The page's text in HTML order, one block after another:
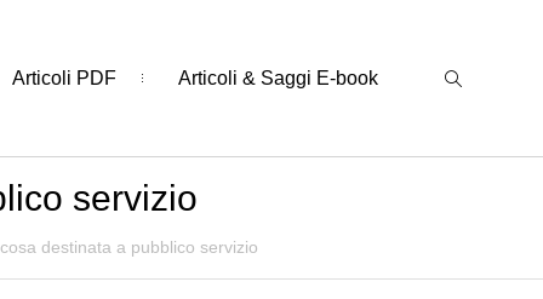
Articoli PDF Articoli & Saggi E-book
servizio
destinata a pubblico servizio